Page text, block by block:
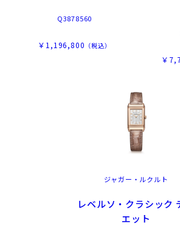
Q3878560
￥1,196,800 （税込）
￥
ジャガー・ルクルト
レベルソ・クラシック
エット